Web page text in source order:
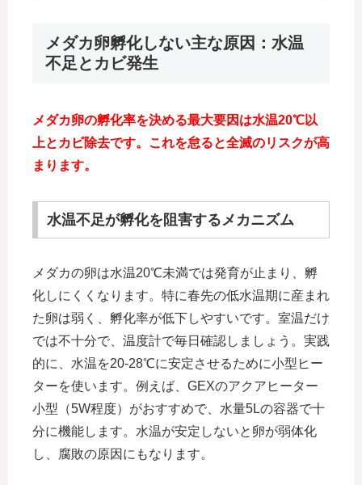
メダカ卵孵化しない主な原因：水温
不足とカビ発生
メダカ卵の孵化率を決める最大要因は水温20℃以
上とカビ除去です。これを怠ると全滅のリスクが高
まります。
水温不足が孵化を阻害するメカニズム
メダカの卵は水温20℃未満では発育が止まり、孵
化しにくくなります。特に春先の低水温期に産まれ
た卵は弱く、孵化率が低下しやすいです。室温だけ
では不十分で、温度計で毎日確認しましょう。実践
的に、水温を20-28℃に安定させるために小型ヒー
ターを使います。例えば、GEXのアクアヒーター
小型（5W程度）がおすすめで、水量5Lの容器で十
分に機能します。水温が安定しないと卵が弱体化
し、腐敗の原因にもなります。